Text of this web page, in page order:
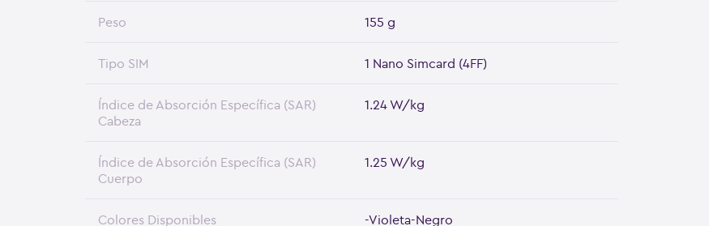
Peso 155 g
Tipo SIM 1 Nano Simcard (4FF)
Índice de Absorción Específica (SAR)
Cabeza
1.24 W/kg
Índice de Absorción Específica (SAR)
Cuerpo
1.25 W/kg
Colores Disponibles -Violeta-Negro